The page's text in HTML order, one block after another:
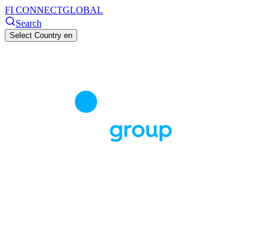
FI CONNECTGLOBAL
Search
Select Country en